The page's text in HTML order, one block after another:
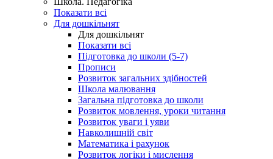
Показати всі
Для дошкільнят
Для дошкільнят
Показати всі
Підготовка до школи (5-7)
Прописи
Розвиток загальних здібностей
Школа малювання
Загальна підготовка до школи
Розвиток мовлення, уроки читання
Розвиток уваги і уяви
Навколишній світ
Математика і рахунок
Розвиток логіки і мислення